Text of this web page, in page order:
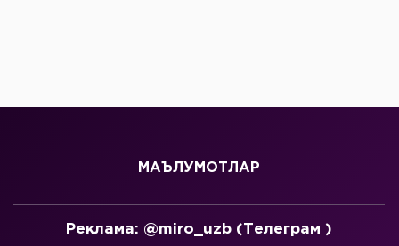
МАЪЛУМОТЛАР
Реклама: @miro_uzb (Телеграм )